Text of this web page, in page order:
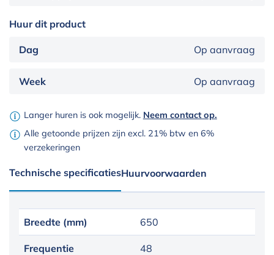
Huur dit product
Dag Op aanvraag
Week Op aanvraag
Langer huren is ook mogelijk. Neem contact op.
Alle getoonde prijzen zijn excl. 21% btw en 6%
verzekeringen
Technische specificatiesHuurvoorwaarden
Breedte (mm) 650
Frequentie 48